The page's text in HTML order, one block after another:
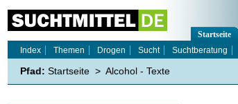
Startseite
Index
Themen Drogen Sucht Suchtberatung
Pfad: Startseite > Alcohol - Texte